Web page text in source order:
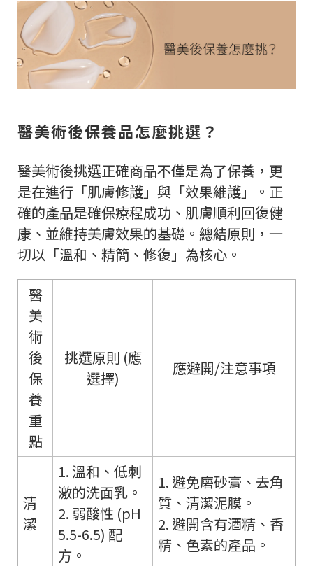
醫美術後保養品怎麼挑選？
醫美術後挑選正確商品不僅是為了保養，更
是在進行「肌膚修護」與「效果維護」。正
確的產品是確保療程成功、肌膚順利回復健
康、並維持美膚效果的基礎。總結原則，一
切以「溫和、精簡、修復」為核心。
醫
美
術
後
保
養
重
點
挑選原則 (應
選擇)
應避開/注意事項
清
潔
1. 溫和、低刺
激的洗面乳。
2. 弱酸性 (pH
5.5-6.5) 配
方。
1. 避免磨砂膏、去角
質、清潔泥膜。
2. 避開含有酒精、香
精、色素的產品。